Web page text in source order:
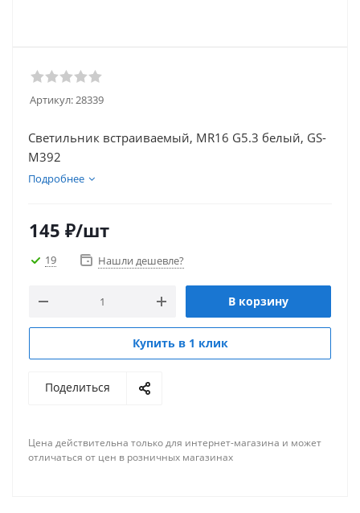
Артикул:28339
Светильник встраиваемый, MR16 G5.3 белый, GS-
M392
Подробнее
145 ₽/шт
19 Нашли дешевле?
В корзину
Купить в 1 клик
Поделиться
Цена действительна только для интернет-магазина и может
отличаться от цен в розничных магазинах